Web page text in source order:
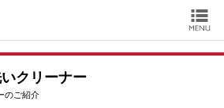
クリーナー
のご紹介